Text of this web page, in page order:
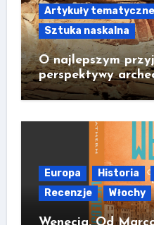
Artykuły tematyczne
Sztuka naskalna
O najlepszym
perspektywy
Europa Historia
Recenzje
Włochy
Wenecja. Od